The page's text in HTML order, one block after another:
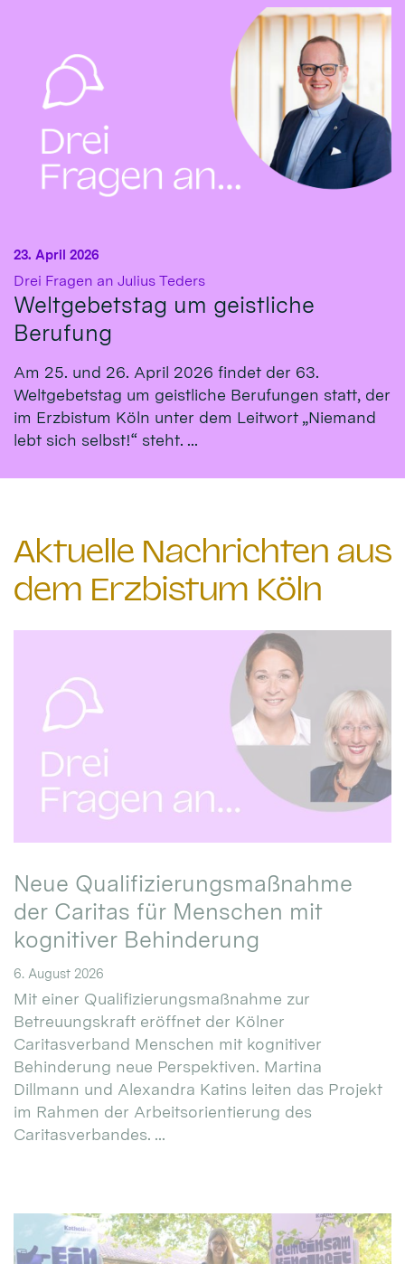
Drei Fragen an Julius Teders:
Weltgebetstag um geistliche
Berufung
23. April 2026
Am 25. und 26. April 2026 findet der 63.
Weltgebetstag um geistliche Berufungen statt, der
im Erzbistum Köln unter dem Leitwort „Niemand
lebt sich selbst!“ steht. ...
Aktuelle Nachrichten aus
dem Erzbistum Köln
Neue Qualifizierungsmaßnahme
der Caritas für Menschen mit
kognitiver Behinderung
6. August 2026
Mit einer Qualifizierungsmaßnahme zur
Betreuungskraft eröffnet der Kölner
Caritasverband Menschen mit kognitiver
Behinderung neue Perspektiven. Martina
Dillmann und Alexandra Katins leiten das Projekt
im Rahmen der Arbeitsorientierung des
Caritasverbandes. ...